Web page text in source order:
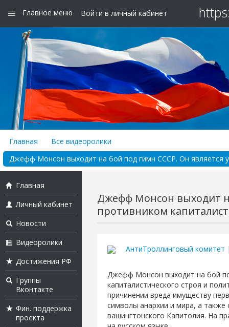
Главное меню Войти в личный кабинет
Главная
Все видеоролики
Джефф Монсон выходит на бой под гимн СССР. Он является
Главная
Личный кабинет
Новости
Видеоролики
Достижения РФ
Группы
Вконтакте
Фин. поддержка
проекта
Джефф Монсон выходит
противником
АнтиТроллинговый комитет
Джефф Монсон выходит на бой
капиталистического строя и
причинении вреда имуществу
символы анархии и мира, а также
вашингтонского Капитолия. На